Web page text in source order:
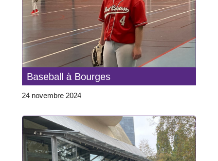
Baseball à Bourges
24 novembre 2024